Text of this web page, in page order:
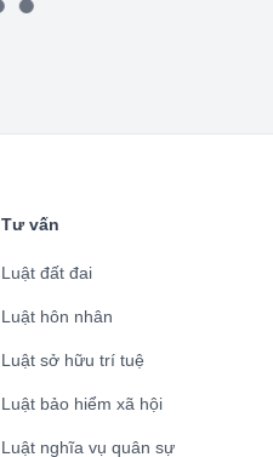
Tư vấn
Luật đất đai
Luật hôn nhân
Luật sở hữu trí tuệ
Luật bảo hiểm xã hội
Luật nghĩa vụ quân sự